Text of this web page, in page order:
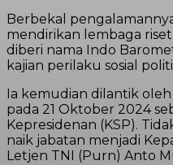
Berbekal
mendirikan lembaga
diberi nama Indo
kajian perilaku sosial
Ia kemudian dilantik
pada 21 Oktober 2024
Kepresidenan (KSP).
naik jabatan menjadi
Letjen TNI (Purn) Anto